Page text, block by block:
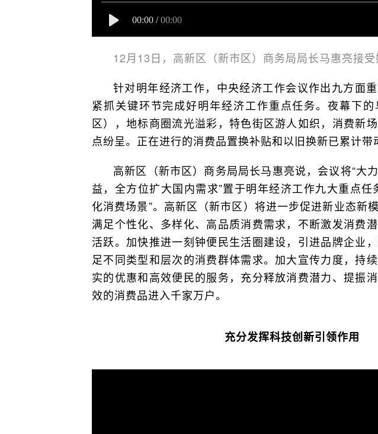
00:00 / 00:00
12月13日，高新区（新市区）商务局局长马惠亮接受
针对明年经济工作，中央经济工作会议作出九方面
紧抓关键环节完成好明年经济工作重点任务。夜幕下
区），地标商圈流光溢彩，特色街区游人如织，消费新
点纷呈。正在进行的消费品置换补贴和以旧换新已累计带
高新区（新市区）商务局局长马惠亮说，会议将“大
益，全方位扩大国内需求”置于明年经济工作九大重点任
化消费场景”。高新区（新市区）将进一步促进新业态新
满足个性化、多样化、高品质消费需求，不断激发消费
活跃。加快推进一刻钟便民生活圈建设，引进品牌企业
足不同类型和层次的消费群体需求。加大宣传力度，持
实的优惠和高效便民的服务，充分释放消费潜力、提振
效的消费品进入千家万户。
充分发挥科技创新引领作用